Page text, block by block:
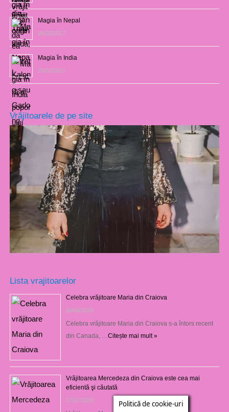
Magia în Nepal
26/02/2017
Magia în India
23/02/2017
Vrăjitoarele de pe site
Lista vrajitoarelor
Celebra vrăjitoare Maria din Craiova
06/08/2026
Celebra vrăjitoare Maria din Craiova s-a întors recent
din Canada, … Citește mai mult »
Vrăjitoarea Mercedeza din Craiova este cea mai
eficientă şi căutată
27/07/2026 Politică de cookie-uri